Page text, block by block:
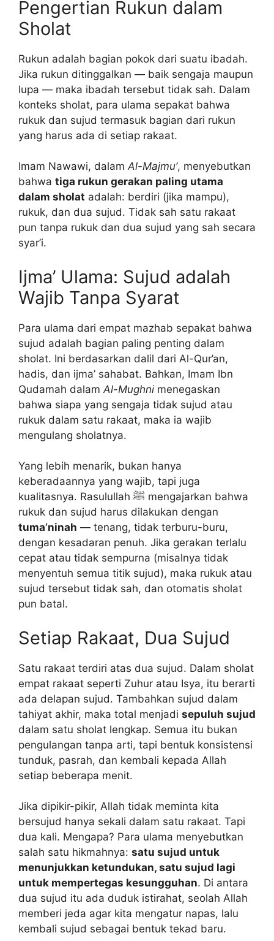
Pengertian Rukun dalam
Sholat
Rukun adalah bagian pokok dari suatu ibadah.
Jika rukun ditinggalkan — baik sengaja maupun
lupa — maka ibadah tersebut tidak sah. Dalam
konteks sholat, para ulama sepakat bahwa
rukuk dan sujud termasuk bagian dari rukun
yang harus ada di setiap rakaat.
Imam Nawawi, dalamAl-Majmu’, menyebutkan
bahwa tiga rukun gerakan paling utama
dalam sholat adalah: berdiri (jika mampu),
rukuk, dan dua sujud. Tidak sah satu rakaat
pun tanpa rukuk dan dua sujud yang sah secara
syar’i.
Ijma’ Ulama: Sujud adalah
Wajib Tanpa Syarat
Para ulama dari empat mazhab sepakat bahwa
sujud adalah bagian paling penting dalam
sholat. Ini berdasarkan dalil dari Al-Qur’an,
hadis, dan ijma’ sahabat. Bahkan, Imam Ibn
Qudamah dalam Al-Mughni menegaskan
bahwa siapa yang sengaja tidak sujud atau
rukuk dalam satu rakaat, maka ia wajib
mengulang sholatnya.
Yang lebih menarik, bukan hanya
keberadaannya yang wajib, tapi juga
kualitasnya. Rasulullah ﷺ mengajarkan bahwa
rukuk dan sujud harus dilakukan dengan
tuma’ninah — tenang, tidak terburu-buru,
dengan kesadaran penuh. Jika gerakan terlalu
cepat atau tidak sempurna (misalnya tidak
menyentuh semua titik sujud), maka rukuk atau
sujud tersebut tidak sah, dan otomatis sholat
pun batal.
Setiap Rakaat, Dua Sujud
Satu rakaat terdiri atas dua sujud. Dalam sholat
empat rakaat seperti Zuhur atau Isya, itu berarti
ada delapan sujud. Tambahkan sujud dalam
tahiyat akhir, maka total menjadi sepuluh sujud
dalam satu sholat lengkap. Semua itu bukan
pengulangan tanpa arti, tapi bentuk konsistensi
tunduk, pasrah, dan kembali kepada Allah
setiap beberapa menit.
Jika dipikir-pikir, Allah tidak meminta kita
bersujud hanya sekali dalam satu rakaat. Tapi
dua kali. Mengapa? Para ulama menyebutkan
salah satu hikmahnya: satu sujud untuk
menunjukkan ketundukan, satu sujud lagi
untuk mempertegas kesungguhan. Di antara
dua sujud itu ada duduk istirahat, seolah Allah
memberi jeda agar kita mengatur napas, lalu
kembali sujud sebagai bentuk tekad baru.